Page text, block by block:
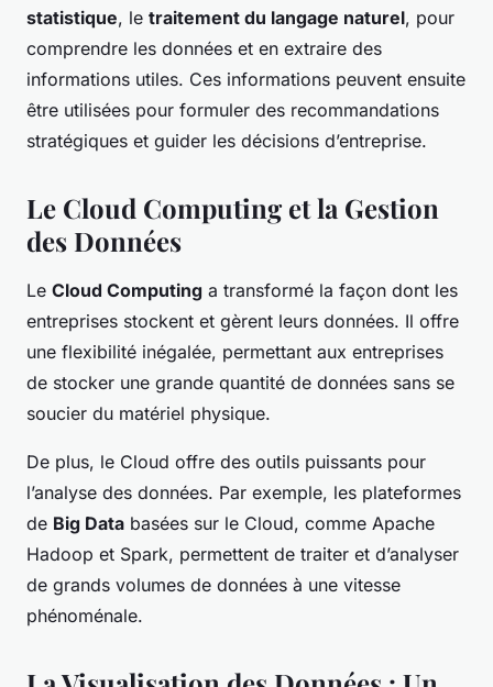
statistique, le traitement du langage naturel, pour
comprendre les données et en extraire des
informations utiles. Ces informations peuvent ensuite
être utilisées pour formuler des recommandations
stratégiques et guider les décisions d’entreprise.
Le Cloud Computing et la Gestion
des Données
Le Cloud Computing a transformé la façon dont les
entreprises stockent et gèrent leurs données. Il offre
une flexibilité inégalée, permettant aux entreprises
de stocker une grande quantité de données sans se
soucier du matériel physique.
De plus, le Cloud offre des outils puissants pour
l’analyse des données. Par exemple, les plateformes
de Big Data basées sur le Cloud, comme Apache
Hadoop et Spark, permettent de traiter et d’analyser
de grands volumes de données à une vitesse
phénoménale.